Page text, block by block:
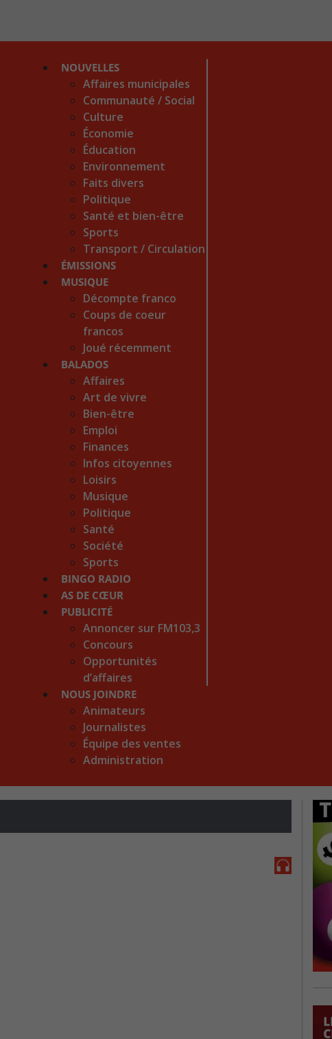
NOUVELLES
Affaires municipales
Communauté / Social
Culture
Économie
Éducation
Environnement
Faits divers
Politique
Santé et bien-être
Sports
Transport / Circulation
ÉMISSIONS
MUSIQUE
Décompte franco
Coups de coeur
francos
Joué récemment
BALADOS
Affaires
Art de vivre
Bien-être
Emploi
Finances
Infos citoyennes
Loisirs
Musique
Politique
Santé
Société
Sports
BINGO RADIO
AS DE CŒUR
PUBLICITÉ
Annoncer sur FM103,3
Concours
Opportunités
d’affaires
NOUS JOINDRE
Animateurs
Journalistes
Équipe des ventes
Administration